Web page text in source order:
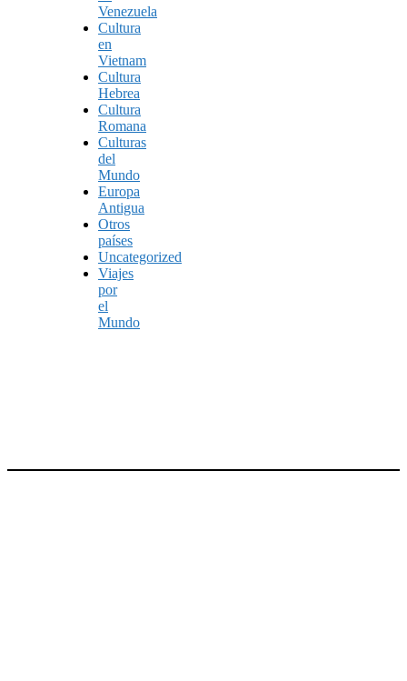
Venezuela
Cultura
en
Vietnam
Cultura
Hebrea
Cultura
Romana
Culturas
del
Mundo
Europa
Antigua
Otros
países
Uncategorized
Viajes
por
el
Mundo